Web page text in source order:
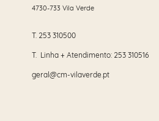
4730-733 Vila Verde
T. 253 310500
T. Linha + Atendimento: 253 310516
geral@cm-vilaverde.pt